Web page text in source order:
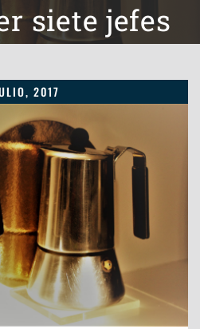
siete jefes
2017